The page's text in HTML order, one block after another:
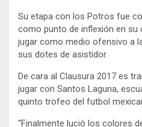
Su etapa con los Potros fue
como punto de inflexión en su
jugar como medio ofensivo a
sus dotes de asistidor.
De cara al Clausura 2017 es
jugar con Santos Laguna,
quinto trofeo del futbol
“Finalmente lució los colores